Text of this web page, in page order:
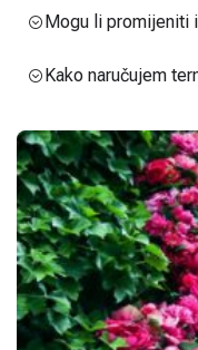
Mogu li promijeniti
Kako naručujem